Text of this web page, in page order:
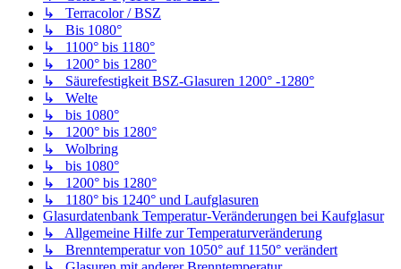
↳ Terracolor / BSZ
↳ Bis 1080°
↳ 1100° bis 1180°
↳ 1200° bis 1280°
↳ Säurefestigkeit BSZ-Glasuren 1200° -1280°
↳ Welte
↳ bis 1080°
↳ 1200° bis 1280°
↳ Wolbring
↳ bis 1080°
↳ 1200° bis 1280°
↳ 1180° bis 1240° und Laufglasuren
Glasurdatenbank Temperatur-Veränderungen bei Kaufglasur
↳ Allgemeine Hilfe zur Temperaturveränderung
↳ Brenntemperatur von 1050° auf 1150° verändert